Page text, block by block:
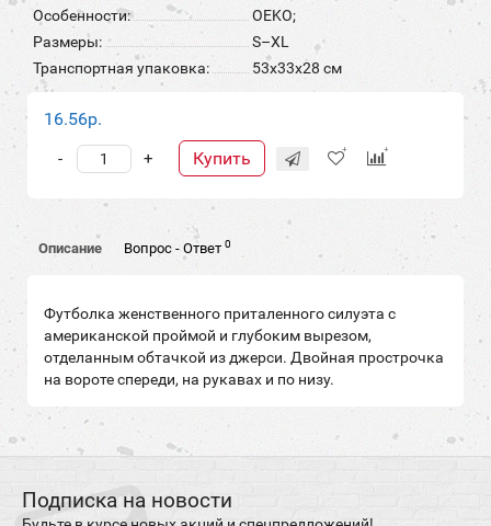
Особенности:
OEKO;
Размеры:
S–XL
Транспортная упаковка:
53x33x28 см
16.56р.
+
- Купить
Описание Вопрос - Ответ 0
Футболка женственного приталенного силуэта с
американской проймой и глубоким вырезом,
отделанным обтачкой из джерси. Двойная прострочка
на вороте спереди, на рукавах и по низу.
Подписка на новости